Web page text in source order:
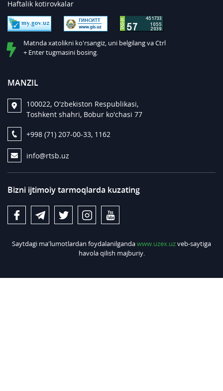
Haftalik kotirovkalar
Matnda xatolikni ko'rsangiz, uni belgilang va Ctrl
+ Enter tugmasini bosing.
MANZIL
100022, O'zbekiston Respublikasi,
Toshkent shahri, Bobur ko'chasi 77
+998 (71) 207-00-33, 1162
info@rtsb.uz
Bizni ijtimoiy tarmoqlarda kuzating
Saytdagi ma'lumotlardan foydalanilgandawww.uzex.uzveb-saytiga
havola qilish majburiy.